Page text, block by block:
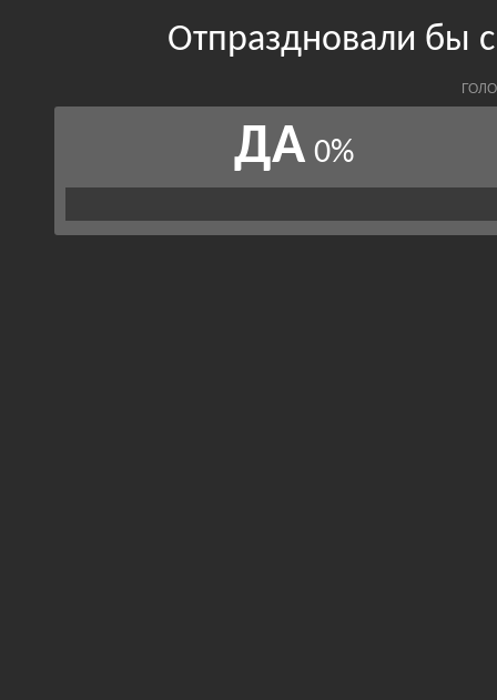
Отпраздновали бы
ДА 0%